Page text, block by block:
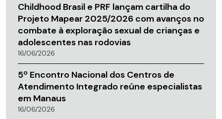
Childhood Brasil e PRF lançam cartilha do
Projeto Mapear 2025/2026 com avanços no
combate à exploração sexual de crianças e
adolescentes nas rodovias
16/06/2026
5º Encontro Nacional dos Centros de
Atendimento Integrado reúne especialistas
em Manaus
16/06/2026